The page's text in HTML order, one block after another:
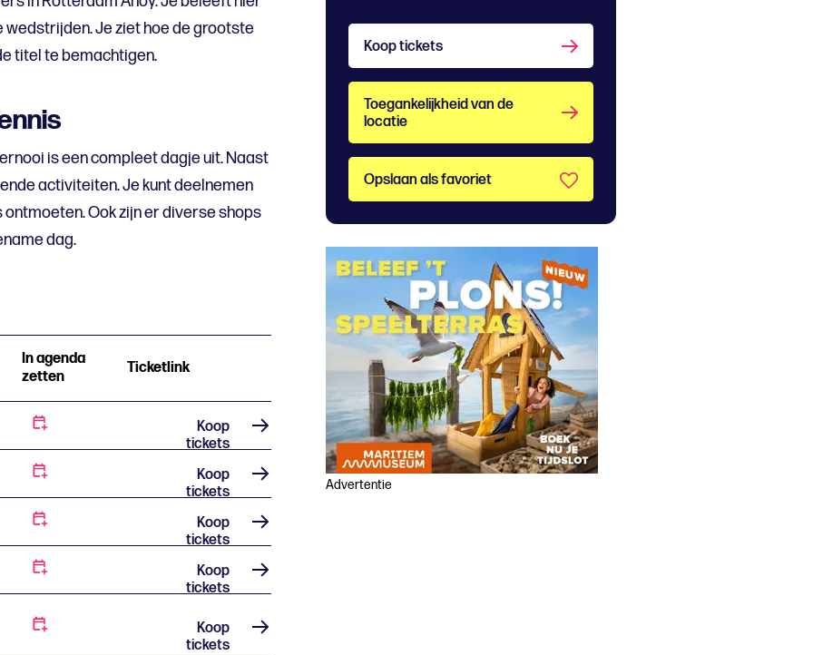
Je ziet hoe de grootste
titel te bemachtigen.
is een compleet dagje uit. Naast
activiteiten. Je kunt deelnemen
Ook zijn er diverse shops
dag.
In agenda
zetten
Ticketlink
Koop
tickets
Koop
tickets
Koop
tickets
Koop
tickets
Koop
tickets
Koop tickets
Toegankelijkheid van de
locatie
Opslaan als favoriet
Advertentie